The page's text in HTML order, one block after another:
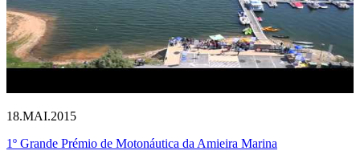
18.MAI.2015
1º Grande Prémio de Motonáutica da Amieira Marina